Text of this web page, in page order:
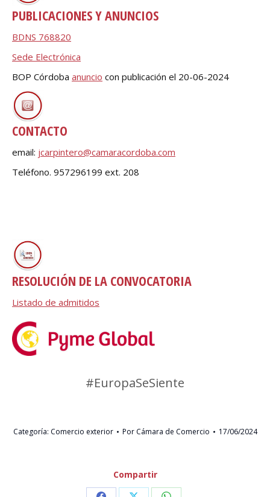
PUBLICACIONES Y ANUNCIOS
BDNS 768820
Sede Electrónica
BOP Córdoba anuncio con publicación el 20-06-2024
CONTACTO
email: jcarpintero@camaracordoba.com
Teléfono. 957296199 ext. 208
RESOLUCIÓN DE LA CONVOCATORIA
Listado de admitidos
#EuropaSeSiente
Categoría: Comercio exterior Por Cámara de Comercio 17/06/2024
Compartir